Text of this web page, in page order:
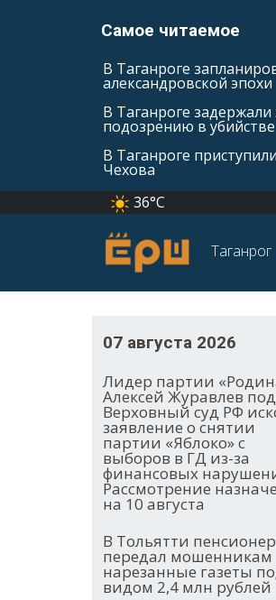
Самое читаемое
В Таганроге
александровской эпохи
В Таганроге
подозрению в убийстве
В Таганроге
Чехова
36°C
Таганрог
07 августа 2026
Лидер партии
Алексей Журавлев
Верховный суд РФ
заявление о снятии
партии «Яблоко» с
выборов в ГД из-за
финансовых
Рассмотрение
на 10 августа
В Тольятти пенсионер
передал мошенникам
нарезанные газеты
видом 2,4 млн рублей